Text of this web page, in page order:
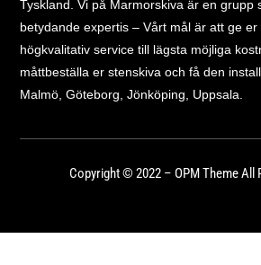
Tyskland. Vi på Marmorskiva är en grupp
betydande expertis – Vårt mål är att ge er
högkvalitativ service till lägsta möjliga
måttbeställa er stenskiva och få den
Malmö, Göteborg, Jönköping, Uppsala.
Copyright © 2022 – OPM Theme All